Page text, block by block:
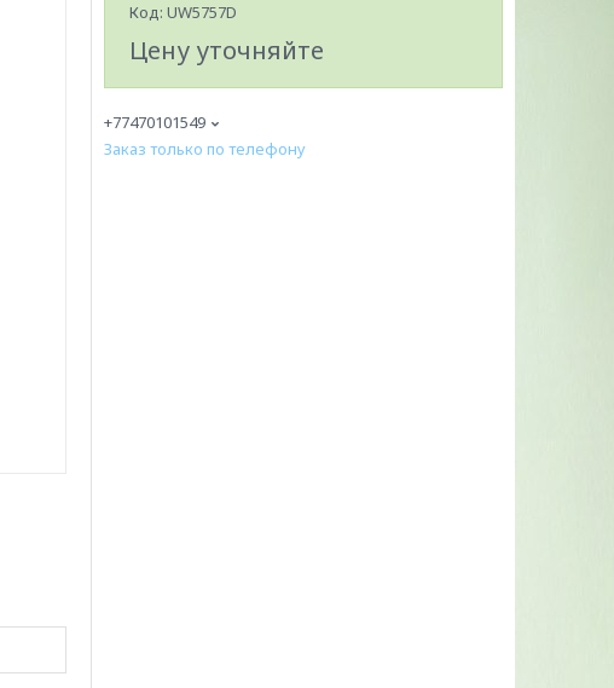
Код: UW5757D
Цену уточняйте
+77470101549
Заказ только по телефону